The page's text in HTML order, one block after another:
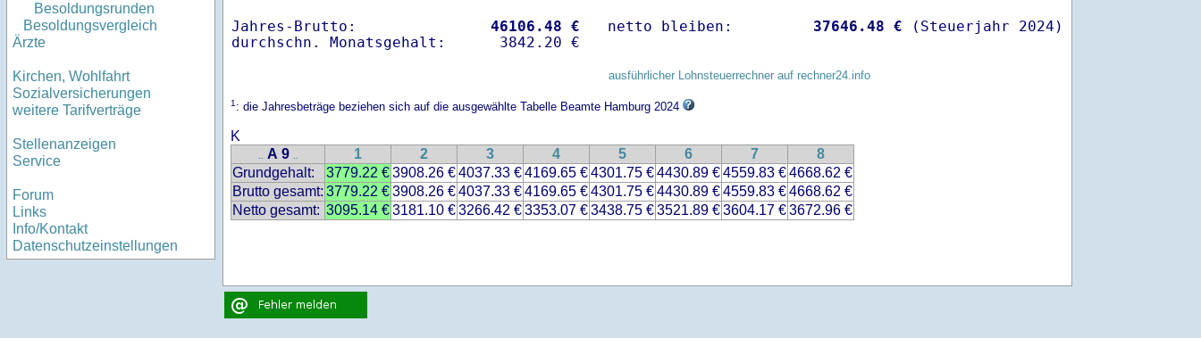
Besoldungsrunden
Besoldungsvergleich
Ärzte
Kirchen, Wohlfahrt
Sozialversicherungen
weitere Tarifverträge
Stellenanzeigen
Service
Forum
Links
Info/Kontakt
Datenschutzeinstellungen
Jahres-Brutto: 46106.48 €
netto bleiben: 37646.48 € (Steuerjahr 2024)
ausführlicher Lohnsteuerrechner auf rechner24.info
1: die Jahresbeträge beziehen sich auf die ausgewählte Tabelle Beamte Hamburg 2024
K
.. A 9 .. 1 2 3 4 5 6 7
8
Grundgehalt:
3779.22 €3908.26 €4037.33 €4169.65 €4301.75 €4430.89 €4559.83 €4668.62 €
Brutto gesamt: 3779.22 €3908.26 €4037.33 €4169.65 €4301.75 €4430.89 €4559.83 €4668.62 €
Netto gesamt: 3095.14 €3181.10 €3266.42 €3353.07 €3438.75 €3521.89 €3604.17 €3672.96 €